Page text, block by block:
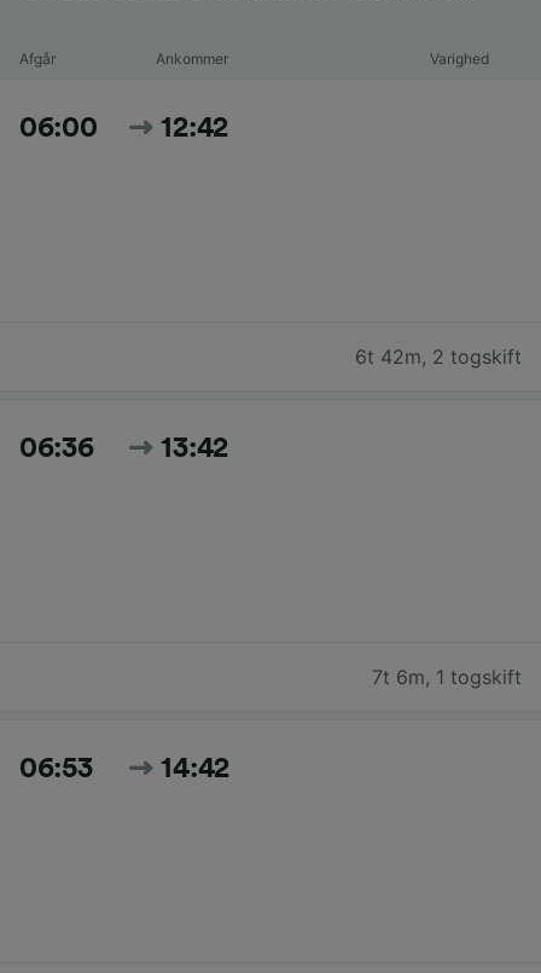
Afgår Ankommer Varighed
06:00 12:42
6t 42m, 2 togskift
06:36 13:42
7t 6m, 1 togskift
06:53 14:42